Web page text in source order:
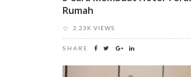
Rumah
2.23K VIEWS
SHARE